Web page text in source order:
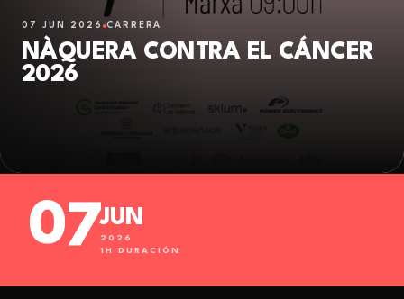
07 JUN 2026 CARRERA
NÀQUERA CONTRA EL CÁNCER
2026
07JUN
2026
1H DURACIÓN